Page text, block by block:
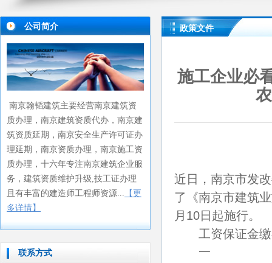
公司简介
南京翰韬建筑主要经营南京建筑资
质办理 ， 南京建筑资质代办 ， 南京建
筑资质延期 ， 南京安全生产许可证办
理延期 ， 南京资质办理 ， 南京施工资
质办理 ， 十六年专注南京建筑企业服
务 ，建筑资质维护升级,技工证办理
且有丰富的建造师工程师资源... 【更
多详情】
联系方式
政策文件
施工企业必
近日，南京市发
了《南京市建筑
月10日起施行。
工资保证金缴
一